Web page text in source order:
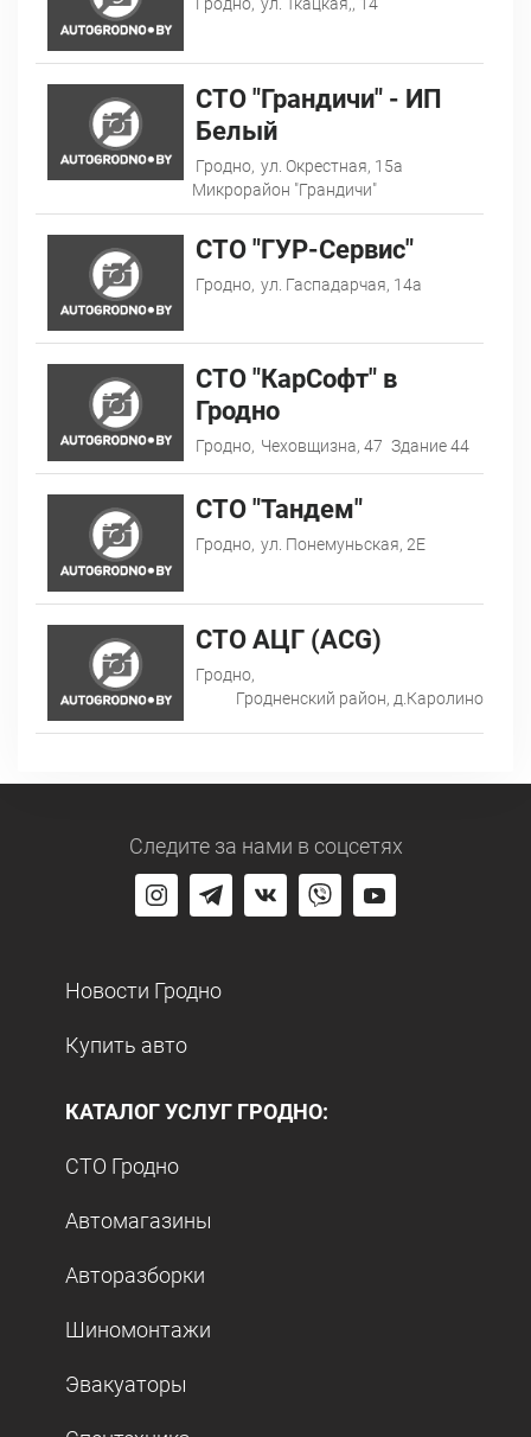
СТО "Грандичи" - ИП
Белый
Гродно, ул. Окрестная, 15а
Микрорайон "Грандичи"
СТО "ГУР-Сервис"
Гродно, ул. Гаспадарчая, 14а
СТО "КарСофт" в
Гродно
Гродно, Чеховщизна, 47 Здание 44
СТО "Тандем"
Гродно, ул. Понемуньская, 2Е
СТО АЦГ (ACG)
Гродно,
Гродненский район, д.Каролино
Следите за нами в соцсетях
Новости Гродно
Купить авто
КАТАЛОГ УСЛУГ ГРОДНО:
СТО Гродно
Автомагазины
Авторазборки
Шиномонтажи
Эвакуаторы